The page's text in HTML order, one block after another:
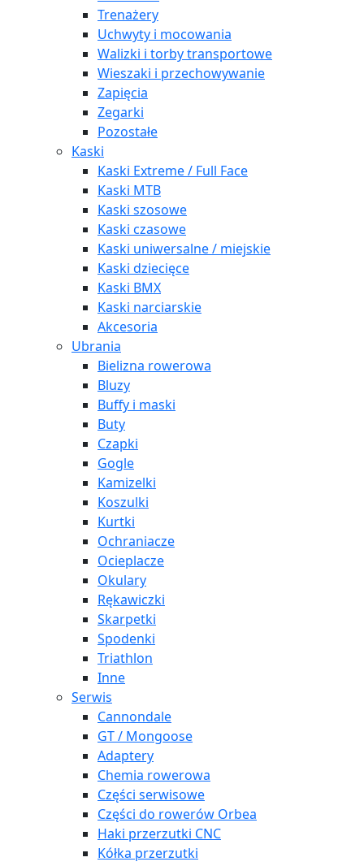
Trenażery
Uchwyty i mocowania
Walizki i torby transportowe
Wieszaki i przechowywanie
Zapięcia
Zegarki
Pozostałe
Kaski
Kaski Extreme / Full Face
Kaski MTB
Kaski szosowe
Kaski czasowe
Kaski uniwersalne / miejskie
Kaski dziecięce
Kaski BMX
Kaski narciarskie
Akcesoria
Ubrania
Bielizna rowerowa
Bluzy
Buffy i maski
Buty
Czapki
Gogle
Kamizelki
Koszulki
Kurtki
Ochraniacze
Ocieplacze
Okulary
Rękawiczki
Skarpetki
Spodenki
Triathlon
Inne
Serwis
Cannondale
GT / Mongoose
Adaptery
Chemia rowerowa
Części serwisowe
Części do rowerów Orbea
Haki przerzutki CNC
Kółka przerzutki